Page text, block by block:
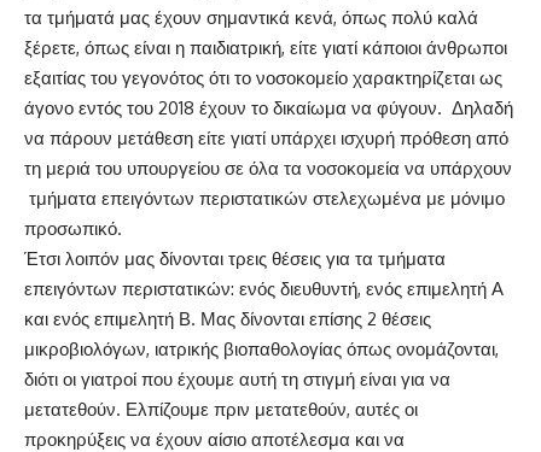
τα τμήματά μας έχουν σημαντικά κενά, όπως πολύ καλά
ξέρετε, όπως είναι η παιδιατρική, είτε γιατί κάποιοι άνθρωποι
εξαιτίας του γεγονότος ότι το νοσοκομείο χαρακτηρίζεται ως
άγονο εντός του 2018 έχουν το δικαίωμα να φύγουν. Δηλαδή
να πάρουν μετάθεση είτε γιατί υπάρχει ισχυρή πρόθεση από
τη μεριά του υπουργείου σε όλα τα νοσοκομεία να υπάρχουν
τμήματα επειγόντων περιστατικών στελεχωμένα με μόνιμο
προσωπικό.
Έτσι λοιπόν μας δίνονται τρεις θέσεις για τα τμήματα
επειγόντων περιστατικών: ενός διευθυντή, ενός επιμελητή Α
και ενός επιμελητή Β. Μας δίνονται επίσης 2 θέσεις
μικροβιολόγων, ιατρικής βιοπαθολογίας όπως ονομάζονται,
διότι οι γιατροί που έχουμε αυτή τη στιγμή είναι για να
μετατεθούν. Ελπίζουμε πριν μετατεθούν, αυτές οι
προκηρύξεις να έχουν αίσιο αποτέλεσμα και να